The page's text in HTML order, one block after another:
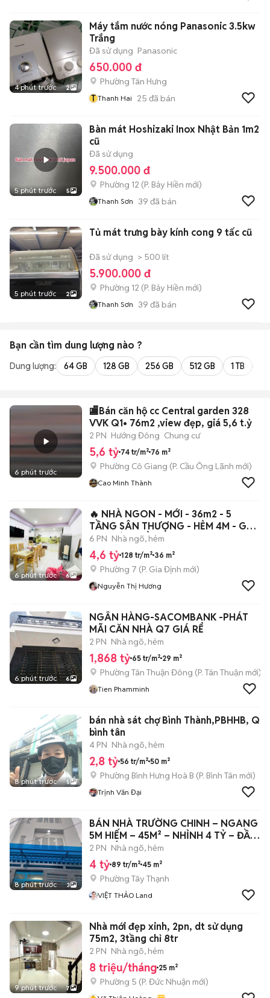
4 phút trước 2
Máy tắm nước nóng Panasonic 3.5kw
Trắng
Đã sử dụng Panasonic
650.000 đ
Phường Tân Hưng
T Thanh Hai 25 đã bán
5 phút trước 5
Bàn mát Hoshizaki Inox Nhật Bản 1m2
cũ
Đã sử dụng
9.500.000 đ
Phường 12 (P. Bảy Hiền mới)
Thanh Sơn 39 đã bán
5 phút trước 2
Tủ mát trưng bày kính cong 9 tấc cũ
Đã sử dụng > 500 lít
5.900.000 đ
Phường 12 (P. Bảy Hiền mới)
Thanh Sơn 39 đã bán
Bạn cần tìm dung lượng nào ?
Dung lượng: 64 GB 128 GB 256 GB 512 GB 1 TB
6 phút trước
🏬Bán căn hộ cc Central garden 328
VVK Q1• 76m2 ,view đẹp, giá 5,6 t.ỷ
2 PN Hướng Đông Chung cư
5,6 tỷ 74 tr/m² 76 m²
Phường Cô Giang (P. Cầu Ông Lãnh mới)
Cao Minh Thành
6 phút trước 6
🔥 NHÀ NGON - MỚI - 36m2 - 5
TẦNG SÂN THƯỢNG - HẺM 4M - GẦN
CHỢ BÀ CHIỂ
6 PN Nhà ngõ, hẻm
4,6 tỷ 128 tr/m² 36 m²
Phường 7 (P. Gia Định mới)
Nguyễn Thị Hương
6 phút trước 6
NGÂN HÀNG-SACOMBANK -PHÁT
MÃI CĂN NHÀ Q7 GIÁ RỂ
2 PN Nhà ngõ, hẻm
1,868 tỷ 65 tr/m² 29 m²
Phường Tân Thuận Đông (P. Tân Thuận mới)
Tien Phamminh
8 phút trước 5
bán nhà sát chợ Bình Thành,PBHHB, Q
bình tân
4 PN Nhà ngõ, hẻm
2,8 tỷ 56 tr/m² 50 m²
Phường Bình Hưng Hoà B (P. Bình Tân mới)
Trịnh Văn Đại
8 phút trước 3
BÁN NHÀ TRƯỜNG CHINH – NGANG
5M HIẾM – 45M² – NHỈNH 4 TỶ – ĐẦU
TƯ TỐT
2 PN Nhà ngõ, hẻm
4 tỷ 89 tr/m² 45 m²
Phường Tây Thạnh
VIỆT THẢO Land
9 phút trước 7
Nhà mới đẹp xinh, 2pn, dt sử dụng
75m2, 3tầng chỉ 8tr
2 PN Nhà ngõ, hẻm
8 triệu/tháng 25 m²
Phường 5 (P. Đức Nhuận mới)